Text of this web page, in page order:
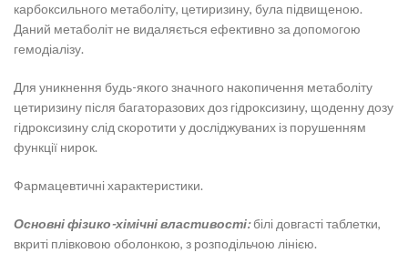
карбоксильного метаболіту, цетиризину, була підвищеною.
Даний метаболіт не видаляється ефективно за допомогою
гемодіалізу.
Для уникнення будь-якого значного накопичення метаболіту
цетиризину після багаторазових доз гідроксизину, щоденну дозу
гідроксизину слід скоротити у досліджуваних із порушенням
функції нирок.
Фармацевтичні характеристики.
Основні фізико-хімічні властивості:білі довгасті таблетки,
вкриті плівковою оболонкою, з розподільчою лінією.